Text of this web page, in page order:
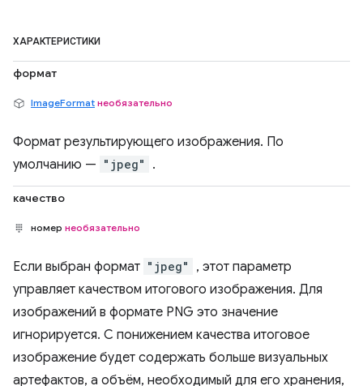
ХАРАКТЕРИСТИКИ
формат
ImageFormat необязательно
Формат результирующего изображения. По
умолчанию — "jpeg" .
качество
номер необязательно
Если выбран формат "jpeg"
, этот параметр
управляет качеством итогового изображения. Для
изображений в формате PNG это значение
игнорируется. С понижением качества итоговое
изображение будет содержать больше визуальных
артефактов, а объём, необходимый для его хранения,